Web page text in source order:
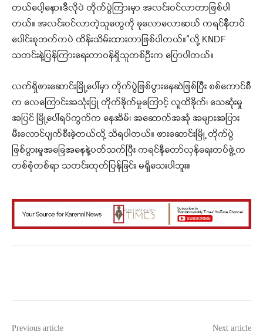
တယ်ပေါ့နော။ဒီလိုပဲ တိုက်ပွဲကြားမှာ အလင်းဝင်လာတာဖြစ်ပါ
တယ်။ အလင်းဝင်လာတဲ့သူတွေကို ခုလောလောဆယ် ကရင်နီတပ်
ပေါင်းစုဘက်ကပဲ ထိန်းသိမ်းထားတာဖြစ်ပါတယ်။”လို့ KNDF
သတင်းနဲ့ပြန်ကြားရေးတာဝန်ရှိသူတစ်ဦးက ပြောပါတယ်။
လက်ရှိဖားဆောင်းမြို့ပေါ်မှာ တိုက်ပွဲဖြစ်ပွားနေဆဲဖြစ်ပြီး စစ်ကောင်စီ
က လေကြောင်းအသုံးပြု တိုက်ခိုက်မှုကြောင့် လူထိခိုက်၊ သေဆုံးမှု
အပြင် မြို့ပေါ်ရပ်ကွက်က နေအိမ်၊ အဆောက်အအုံ အများအပြား
မီးလောင်ပျက်စီးခဲ့တယ်လို့ သိရပါတယ်။ ဖားဆောင်းမြို့ တိုက်ပွဲ
ဖြစ်ပွားမှုအခြေအနေနဲ့ပတ်သက်ပြီး ကရင်နီတော်လှန်ရေးတပ်ဖွဲ့က
တစ်စုံတစ်ရာ သတင်းထုတ်ပြန်ခြင်း မရှိသေးပါဘူး။
Previous article Next article